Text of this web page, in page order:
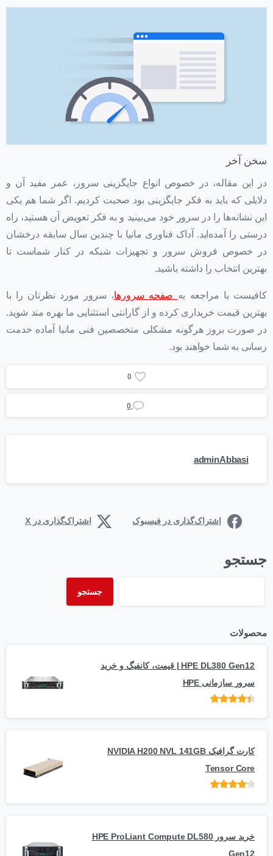
سخن آخر
در این مقاله، در خصوص انواع جایگزینی سرور، عمر مفید آن و
دلایلی که باید به فکر جایگزینی بود صحبت کردیم. اگر شما هم یکی
این نشانه‌ها را در سرور خود می‌بینید و به فکر تعویض آن هستید، راه
درستی را آمده‌اید. آداک فناوری مانیا با چندین سال سابقه درخشان
در خصوص فروش سرور و تجهیزات شبکه در کنار شماست تا
بهترین انتخاب را داشته باشید.
کافیست با مراجعه به صفحه سرورها، سرور مورد نظرتان را با
بهترین قیمت خریداری کرده و از گارانتی استثنایی ما بهره مند شوید.
در صورت بروز هرگونه مشکلی متخصصین فنی مانیا آماده خدمت
رسانی به شما خواهند بود.
0
0
adminAbbasi
اشتراک‌گذاری در فیسبوک اشتراک‌گذاری در X
جستجو
جستجو
محصولات
HPE DL380 Gen12 | قیمت، کانفیگ و خرید
سرور سازمانی HPE
کارت گرافیک NVIDIA H200 NVL 141GB
Tensor Core
5
خرید سرور HPE ProLiant Compute DL580
Gen12